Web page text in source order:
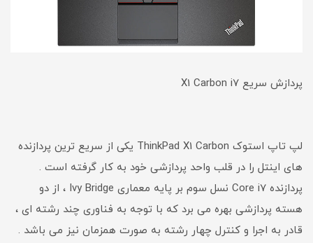
پردازش سریع X1 Carbon i7
لپ تاپ استوک ThinkPad X1 Carbon یکی از سریع ترین پردازنده
های اینتل را در قلب واحد پردازشی خود به کار گرفته است .
پردازنده Core i7 نسل سوم بر پایه معماری Ivy Bridge ، از دو
هسته پردازشی بهره می برد که با توجه به فناوری چند رشته ای ،
قادر به اجرا و کنترل چهار رشته به صورت همزمان نیز می باشد .